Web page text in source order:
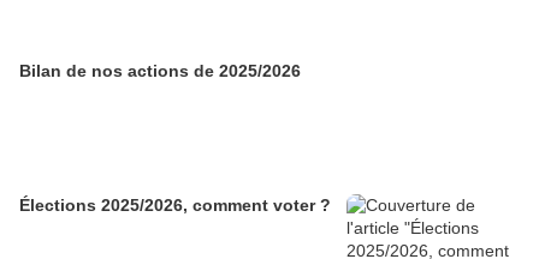
Bilan de nos actions de 2025/2026
Élections 2025/2026, comment voter ?